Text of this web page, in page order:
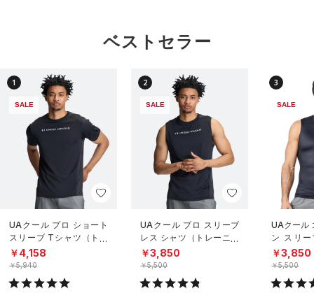
ベストセラー
1
SALE
UAクール プロ ショート
スリーブ Tシャツ（トレ
ーニング/MEN）
￥4,158
￥5,940
2
SALE
UAクール プロ スリーブ
レス シャツ（トレーニン
グ/MEN）
￥3,850
￥5,500
3
SALE
UAクール
ン スリ
（トレー
￥3,850
￥5,500